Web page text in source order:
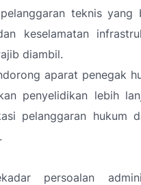
teknis yang
keselamatan
diambil.
aparat penegak
penyelidikan lebih
pelanggaran hukum
persoalan